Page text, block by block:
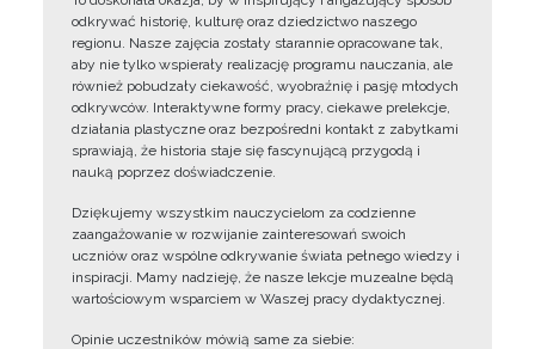
odkrywać historię, kulturę oraz dziedzictwo naszego
regionu. Nasze zajęcia zostały starannie opracowane tak,
aby nie tylko wspierały realizację programu nauczania, ale
również pobudzały ciekawość, wyobraźnię i pasję młodych
odkrywców. Interaktywne formy pracy, ciekawe prelekcje,
działania plastyczne oraz bezpośredni kontakt z zabytkami
sprawiają, że historia staje się fascynującą przygodą i
nauką poprzez doświadczenie.
Dziękujemy wszystkim nauczycielom za codzienne
zaangażowanie w rozwijanie zainteresowań swoich
uczniów oraz wspólne odkrywanie świata pełnego wiedzy i
inspiracji. Mamy nadzieję, że nasze lekcje muzealne będą
wartościowym wsparciem w Waszej pracy dydaktycznej.
Opinie uczestników mówią same za siebie: